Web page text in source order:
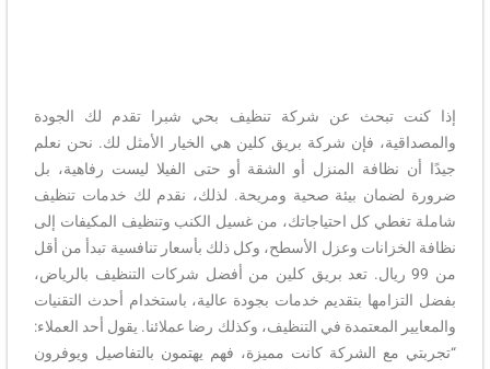
إذا كنت تبحث عن شركة تنظيف بحي شبرا تقدم لك الجودة
والمصداقية، فإن شركة بريق كلين هي الخيار الأمثل لك. نحن نعلم
جيدًا أن نظافة المنزل أو الشقة أو حتى الفيلا ليست رفاهية، بل
ضرورة لضمان بيئة صحية ومريحة. لذلك، نقدم لك خدمات تنظيف
شاملة تغطي كل احتياجاتك، من غسيل الكنب وتنظيف المكيفات إلى
نظافة الخزانات وعزل الأسطح، وكل ذلك بأسعار تنافسية تبدأ من أقل
من 99 ريال. تعد بريق كلين من أفضل شركات التنظيف بالرياض،
بفضل التزامها بتقديم خدمات بجودة عالية، باستخدام أحدث التقنيات
والمعايير المعتمدة في التنظيف، وكذلك رضا عملائنا. يقول أحد العملاء:
“تجربتي مع الشركة كانت مميزة، فهم يهتمون بالتفاصيل ويوفرون